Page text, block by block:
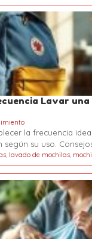
Lavar
la frecuencia
según su uso.
, lavado de mochilas,